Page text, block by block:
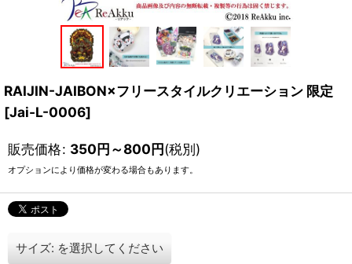
RAIJIN-JAIBON×フリースタイルクリエーション 限定
[Jai-L-0006]
販売価格: 350円～800円(税別)
オプションにより価格が変わる場合もあります。
サイズ: を選択してください